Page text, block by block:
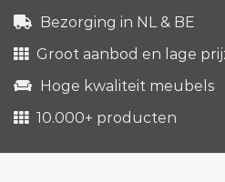
Bezorging in NL & BE
Groot aanbod en lage
Hoge kwaliteit meubels
10.000+ producten